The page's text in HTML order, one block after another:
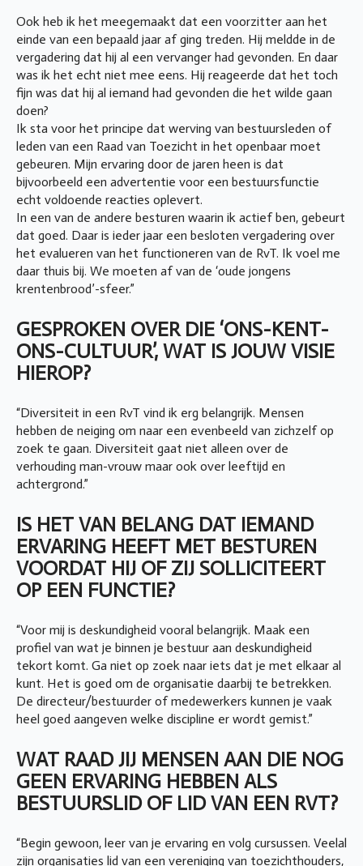
Ook heb ik het meegemaakt dat een voorzitter aan het
einde van een bepaald jaar af ging treden. Hij meldde in de
vergadering dat hij al een vervanger had gevonden. En daar
was ik het echt niet mee eens. Hij reageerde dat het toch
fijn was dat hij al iemand had gevonden die het wilde gaan
doen?
Ik sta voor het principe dat werving van bestuursleden of
leden van een Raad van Toezicht in het openbaar moet
gebeuren. Mijn ervaring door de jaren heen is dat
bijvoorbeeld een advertentie voor een bestuursfunctie
echt voldoende reacties oplevert.
In een van de andere besturen waarin ik actief ben, gebeurt
dat goed. Daar is ieder jaar een besloten vergadering over
het evalueren van het functioneren van de RvT. Ik voel me
daar thuis bij. We moeten af van de ‘oude jongens
krentenbrood’-sfeer.”
GESPROKEN OVER DIE ‘ONS-KENT-
ONS-CULTUUR’, WAT IS JOUW VISIE
HIEROP?
“Diversiteit in een RvT vind ik erg belangrijk. Mensen
hebben de neiging om naar een evenbeeld van zichzelf op
zoek te gaan. Diversiteit gaat niet alleen over de
verhouding man-vrouw maar ook over leeftijd en
achtergrond.”
IS HET VAN BELANG DAT IEMAND
ERVARING HEEFT MET BESTUREN
VOORDAT HIJ OF ZIJ SOLLICITEERT
OP EEN FUNCTIE?
“Voor mij is deskundigheid vooral belangrijk. Maak een
profiel van wat je binnen je bestuur aan deskundigheid
tekort komt. Ga niet op zoek naar iets dat je met elkaar al
kunt. Het is goed om de organisatie daarbij te betrekken.
De directeur/bestuurder of medewerkers kunnen je vaak
heel goed aangeven welke discipline er wordt gemist.”
WAT RAAD JIJ MENSEN AAN DIE NOG
GEEN ERVARING HEBBEN ALS
BESTUURSLID OF LID VAN EEN RVT?
“Begin gewoon, leer van je ervaring en volg cursussen. Veelal
zijn organisaties lid van een vereniging van toezichthouders,